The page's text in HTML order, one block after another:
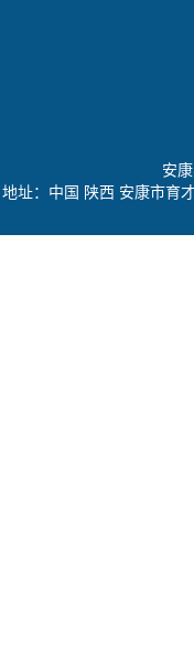
安
地址：中国 陕西 安康市育